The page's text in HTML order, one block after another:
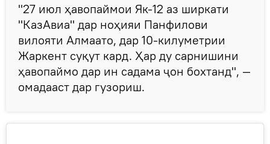
"27 июл ҳавопаймои Як-12 аз ширкати
"КазАвиа" дар ноҳияи Панфилови
вилояти Алмаато, дар 10-килуметрии
Жаркент суқут кард. Ҳар ду сарнишини
ҳавопаймо дар ин садама ҷон бохтанд", —
омадааст дар гузориш.